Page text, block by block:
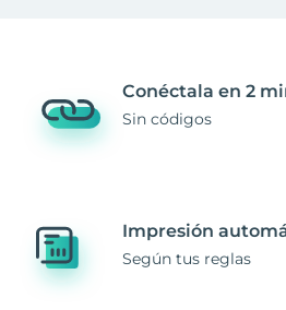
Conéctala en 2
Sin códigos
Impresión
Según tus reglas